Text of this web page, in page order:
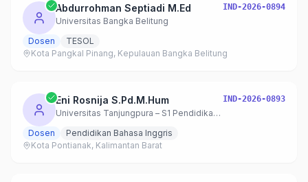
Abdurrohman Septiadi M.Ed
Universitas Bangka Belitung
IND-2026-0894
Dosen
TESOL
Kota Pangkal Pinang, Kepulauan Bangka Belitung
Eni Rosnija S.Pd.M.Hum
Universitas Tanjungpura – S1 Pendidikan Bahasa Inggris
IND-2026-0893
Dosen
Pendidikan Bahasa Inggris
Kota Pontianak, Kalimantan Barat